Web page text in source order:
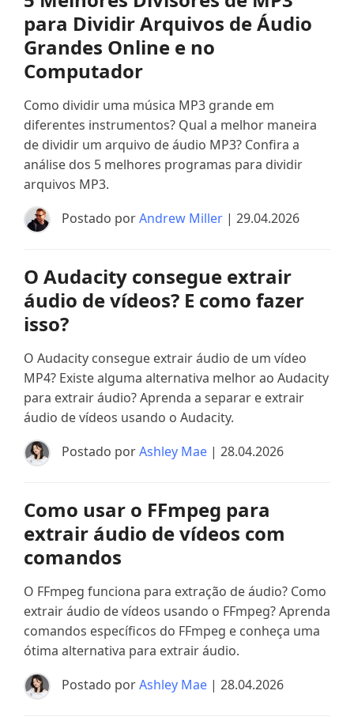
para Dividir Arquivos de Áudio
Grandes Online e no
Computador
Como dividir uma música MP3 grande em
diferentes instrumentos? Qual a melhor maneira
de dividir um arquivo de áudio MP3? Confira a
análise dos 5 melhores programas para dividir
arquivos MP3.
Postado porAndrew Miller | 29.04.2026
O Audacity consegue extrair
áudio de vídeos? E como fazer
isso?
O Audacity consegue extrair áudio de um vídeo
MP4? Existe alguma alternativa melhor ao Audacity
para extrair áudio? Aprenda a separar e extrair
áudio de vídeos usando o Audacity.
Postado porAshley Mae | 28.04.2026
Como usar o FFmpeg para
extrair áudio de vídeos com
comandos
O FFmpeg funciona para extração de áudio? Como
extrair áudio de vídeos usando o FFmpeg? Aprenda
comandos específicos do FFmpeg e conheça uma
ótima alternativa para extrair áudio.
Postado porAshley Mae | 28.04.2026